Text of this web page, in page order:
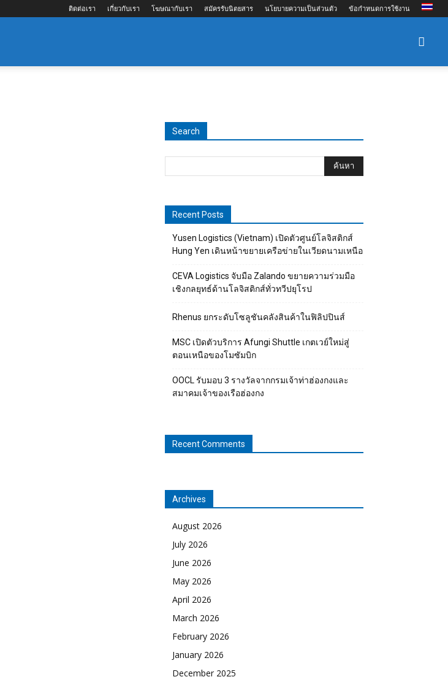
ติดต่อเรา เกี่ยวกับเรา โฆษณากับเรา สมัครรับนิตยสาร นโยบายความเป็นส่วนตัว ข้อกำหนดการใช้งาน
Search
Recent Posts
Yusen Logistics (Vietnam) เปิดตัวศูนย์โลจิสติกส์
Hung Yen เดินหน้าขยายเครือข่ายในเวียดนามเหนือ
CEVA Logistics จับมือ Zalando ขยายความร่วมมือ
เชิงกลยุทธ์ด้านโลจิสติกส์ทั่วทวีปยุโรป
Rhenus ยกระดับโซลูชันคลังสินค้าในฟิลิปปินส์
MSC เปิดตัวบริการ Afungi Shuttle เกตเวย์ใหม่สู่
ตอนเหนือของโมซัมบิก
OOCL รับมอบ 3 รางวัลจากกรมเจ้าท่าฮ่องกงและ
สมาคมเจ้าของเรือฮ่องกง
Recent Comments
Archives
August 2026
July 2026
June 2026
May 2026
April 2026
March 2026
February 2026
January 2026
December 2025